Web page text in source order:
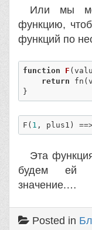
Или мы
функцию,
функций по
function F (
return
}
F( 1 , plus1)
Эта
будем ей
значение.…
Posted in